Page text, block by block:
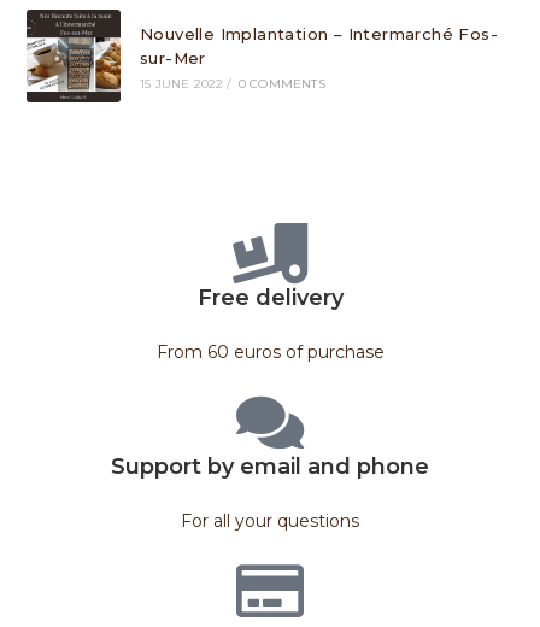
Nouvelle Implantation – Intermarché Fos-
sur-Mer
15 JUNE 2022 / 0 COMMENTS
Free delivery
From 60 euros of purchase
Support by email and phone
For all your questions